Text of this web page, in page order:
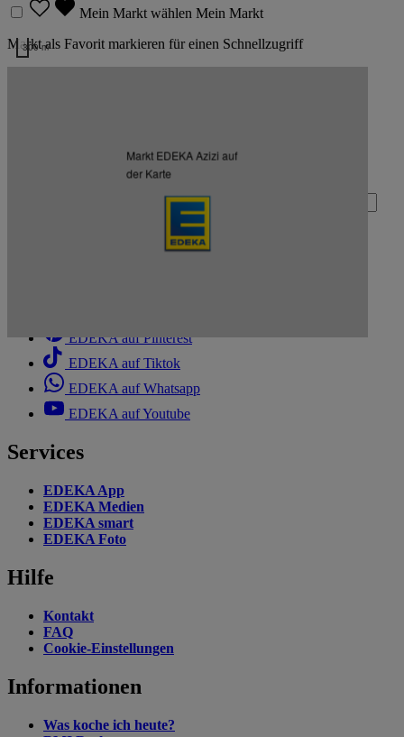
Mein Markt wählen Mein Markt
Markt als Favorit markieren für einen Schnellzugriff
Markt EDEKA Azizi auf
der Karte
300 m
Zum Newsletter anmelden
Deine E-Mail-Adresse (Pflichtfeld)
EDEKA auf Pinterest
EDEKA auf Tiktok
EDEKA auf Whatsapp
EDEKA auf Youtube
Services
EDEKA App
EDEKA Medien
EDEKA smart
EDEKA Foto
Hilfe
Kontakt
FAQ
Cookie-Einstellungen
Informationen
Was koche ich heute?